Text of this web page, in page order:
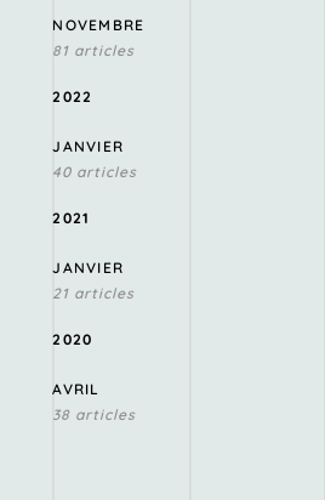
NOVEMBRE
81 articles
2022
JANVIER
40 articles
2021
JANVIER
21 articles
2020
AVRIL
38 articles